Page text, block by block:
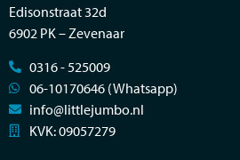
Edisonstraat 32d
6902 PK – Zevenaar
0316 - 525009
06-10170646 (Whatsapp)
info@littlejumbo.nl
KVK: 09057279